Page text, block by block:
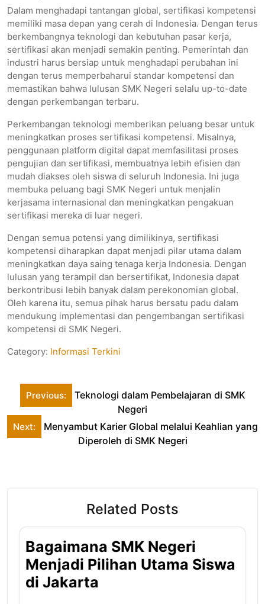
Dalam menghadapi tantangan global, sertifikasi kompetensi
memiliki masa depan yang cerah di Indonesia. Dengan terus
berkembangnya teknologi dan kebutuhan pasar kerja,
sertifikasi akan menjadi semakin penting. Pemerintah dan
industri harus bersiap untuk menghadapi perubahan ini
dengan terus memperbaharui standar kompetensi dan
memastikan bahwa lulusan SMK Negeri selalu up-to-date
dengan perkembangan terbaru.
Perkembangan teknologi memberikan peluang besar untuk
meningkatkan proses sertifikasi kompetensi. Misalnya,
penggunaan platform digital dapat memfasilitasi proses
pengujian dan sertifikasi, membuatnya lebih efisien dan
mudah diakses oleh siswa di seluruh Indonesia. Ini juga
membuka peluang bagi SMK Negeri untuk menjalin
kerjasama internasional dan meningkatkan pengakuan
sertifikasi mereka di luar negeri.
Dengan semua potensi yang dimilikinya, sertifikasi
kompetensi diharapkan dapat menjadi pilar utama dalam
meningkatkan daya saing tenaga kerja Indonesia. Dengan
lulusan yang terampil dan bersertifikat, Indonesia dapat
berkontribusi lebih banyak dalam perekonomian global.
Oleh karena itu, semua pihak harus bersatu padu dalam
mendukung implementasi dan pengembangan sertifikasi
kompetensi di SMK Negeri.
Category: Informasi Terkini
Post
navigation
Previous:
Teknologi dalam Pembelajaran di SMK
Negeri
Next:
Menyambut Karier Global melalui Keahlian yang
Diperoleh di SMK Negeri
Related Posts
Bagaimana SMK Negeri
Menjadi Pilihan Utama Siswa
di Jakarta